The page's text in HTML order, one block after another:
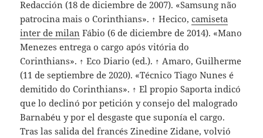
Redacción (18 de diciembre de 2007). «Samsung não
patrocina mais o Corinthians». ↑ Hecico,camiseta
inter de milan Fábio (6 de diciembre de 2014). «Mano
Menezes entrega o cargo após vitória do
Corinthians». ↑ Eco Diario (ed.). ↑ Amaro, Guilherme
(11 de septiembre de 2020). «Técnico Tiago Nunes é
demitido do Corinthians». ↑ El propio Saporta indicó
que lo declinó por petición y consejo del malogrado
Barnabéu y por el desgaste que suponía el cargo.
Tras las salida del francés Zinedine Zidane, volvió